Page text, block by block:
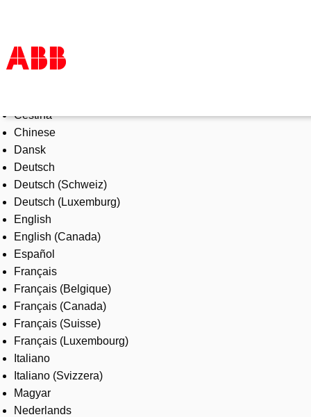
Products & Solutions
Industries
Services
About us
Where to buy
Contact us
Careers
Čeština
Chinese
Dansk
Deutsch
Deutsch (Schweiz)
Deutsch (Luxemburg)
English
English (Canada)
Español
Français
Français (Belgique)
Français (Canada)
Français (Suisse)
Français (Luxembourg)
Italiano
Italiano (Svizzera)
Magyar
Nederlands